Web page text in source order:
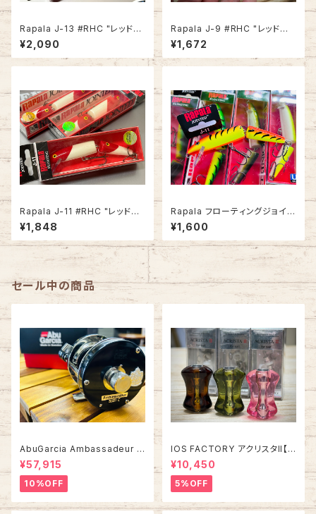
Rapala J-13 #RHC "レッドヘ
ッドチェイサー"
¥2,090
Rapala J-9 #RHC "レッドヘッ
ドチェイサー"
¥1,672
Rapala J-11 #RHC "レッドヘ
ッドチェイサー"
¥1,848
Rapala フローティングジョイン
テッド J-11
¥1,600
セール中の商品
AbuGarcia Ambassadeur 5
500C/5501C FACTORY TU
NED アンバサダー ファクトリー
チューン
¥57,915
10%OFF
IOS FACTORY アクリスタII【タ
イプA】
¥10,450
5%OFF